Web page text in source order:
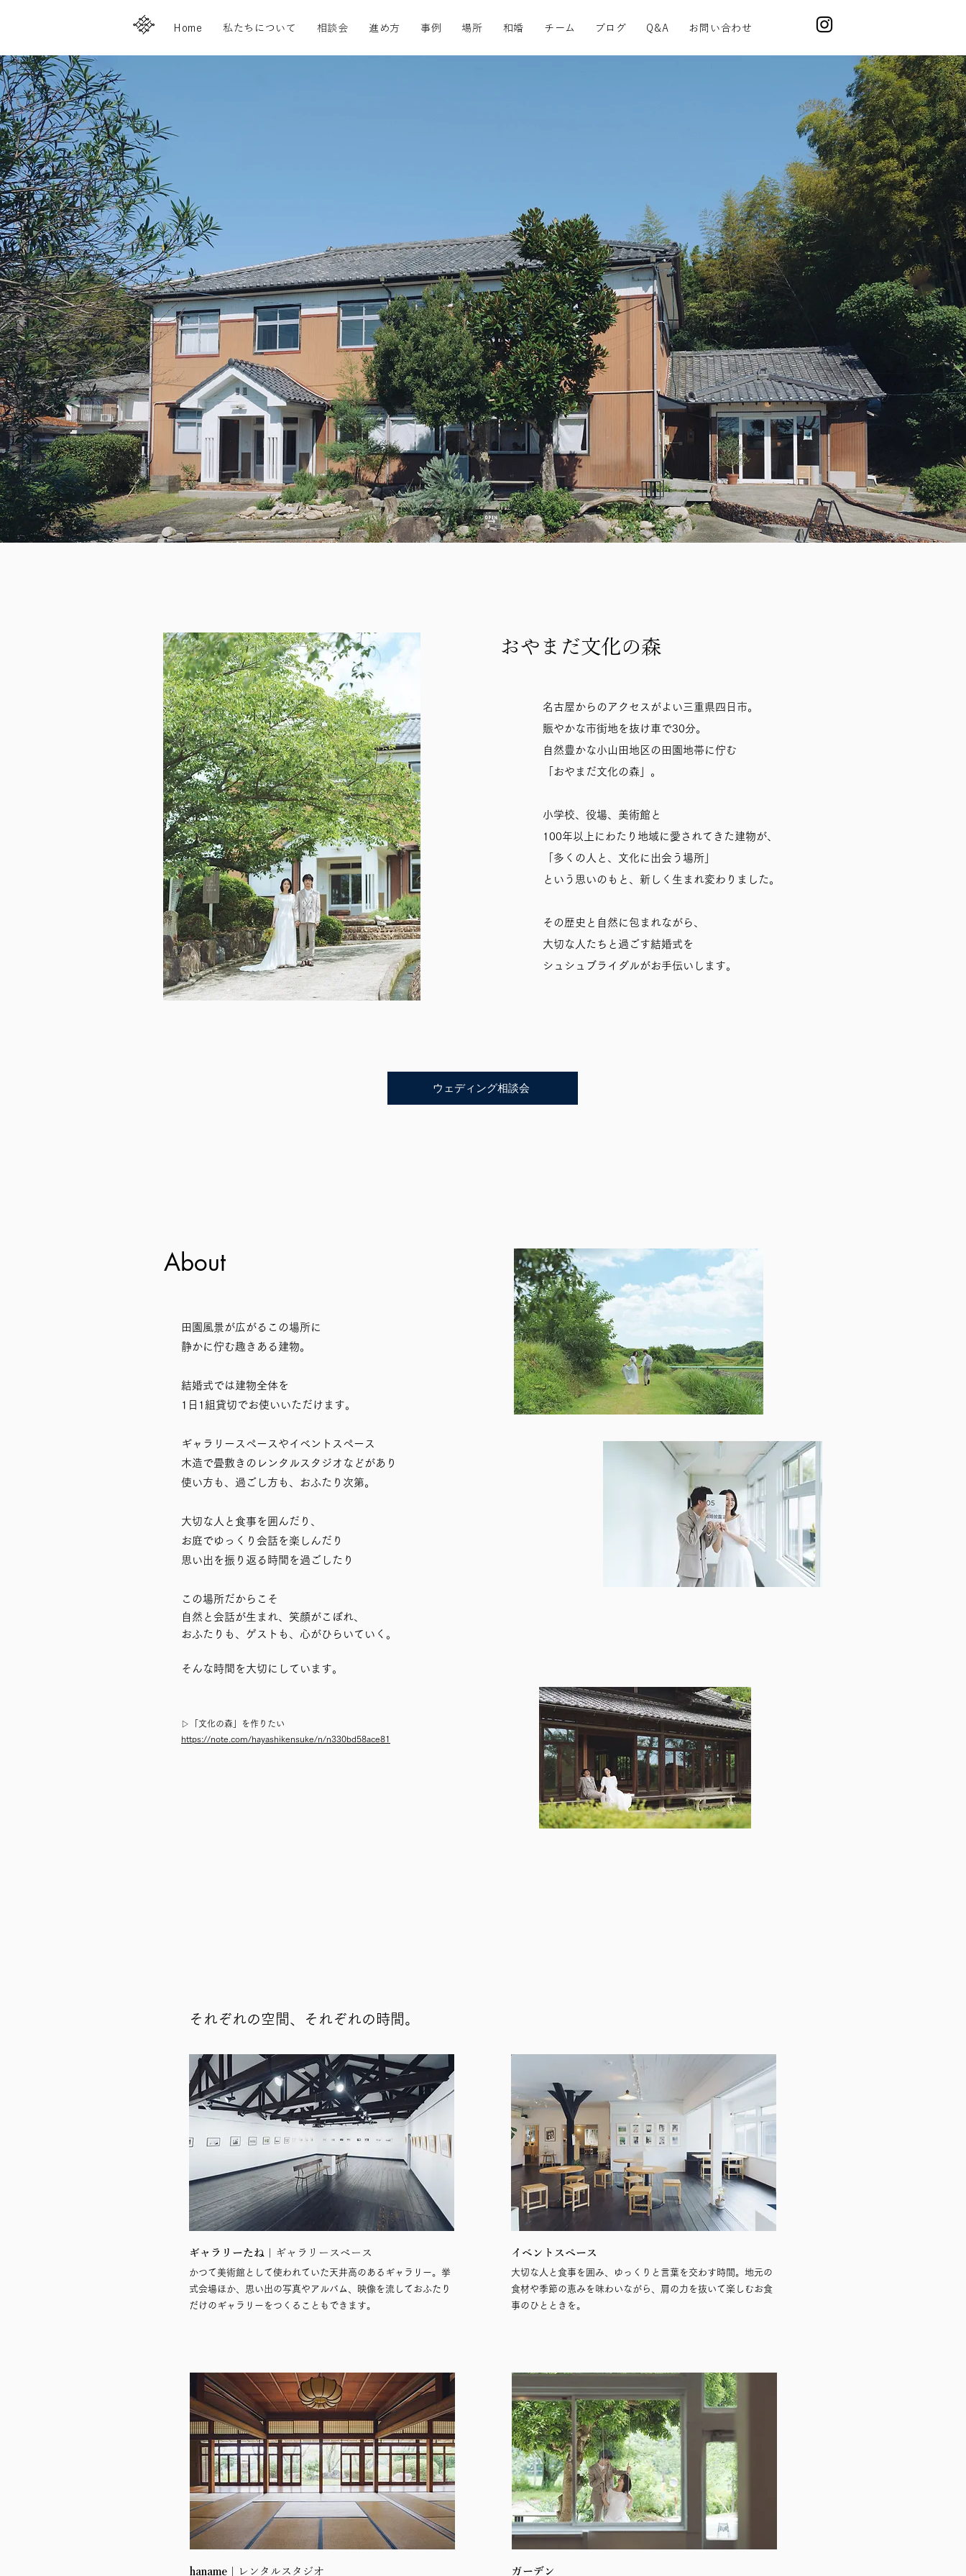
Home 私たちについて 相談会 進め方 事例 場所 和婚 チーム ブログ Q&A お問い合わせ
​おやまだ文化の森
名古屋からのアクセスがよい三重県四日市。​
賑やかな市街地を抜け車で30分。
自然豊かな小山田地区の田園地帯に佇む
「おやまだ文化の森」。
小学校、役場、美術館と
100年以上にわたり地域に愛されてきた建物が、
「多くの人と、文化に出会う場所」
という思いのもと、新しく生まれ変わりました。
その歴史と自然に包まれながら、
大切な人たちと過ごす結婚式を
シュシュブライダルがお手伝いします。
ウェディング相談会
About
田園風景が広がるこの場所に
静かに佇む趣きある建物。
結婚式では建物全体を
1日1組貸切でお使いいただけます。
ギャラリースペースやイベント スペース
木造で畳敷きのレンタルスタジオなどがあり
使い方も、過ごし方も、おふたり次第。
大切な人と食事を囲んだり、
お庭でゆっくり会話を楽しんだり
思い出を振り返る時間を過ごしたり
この場所だからこそ
自然と会話が生まれ、笑顔がこぼれ、
おふたりも、ゲストも、心がひらいていく。
そんな時間を大切にしています。
​▷「文化の森」を作りたい
https://note.com/hayashikensuke/n/n330bd58ace81
それぞれの空間、それぞれの時間。
​ギャラリーたね ｜ギャラリースペース
かつて美術館として使われていた天井高のあるギャラリー。 挙
式会場ほか、思い出の写真やアルバム、映像を流しておふたり
だけのギャラリーをつくることもできます。
​haname ｜レンタルスタジオ
イベントスペース
大切な人と食事を囲み、ゆっくりと言葉を交わす時間。 地元の
食材や季節の恵みを味わいながら、肩の力を抜いて楽しむお食
事のひとときを。
ガーデン